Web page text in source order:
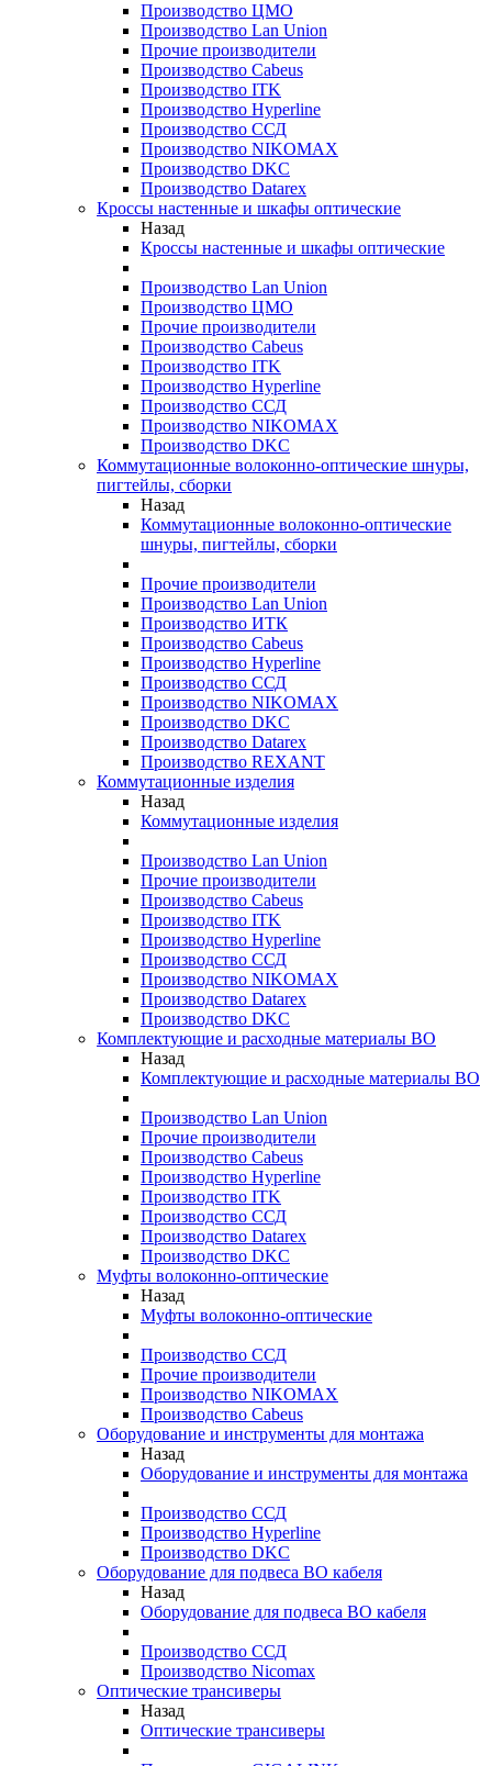
Производство ЦМО
Производство Lan Union
Прочие производители
Производство Cabeus
Производство ITK
Производство Hyperline
Производство ССД
Производство NIKOMAX
Производство DKC
Производство Datarex
Кроссы настенные и шкафы оптические
Назад
Кроссы настенные и шкафы оптические
Производство Lan Union
Производство ЦМО
Прочие производители
Производство Cabeus
Производство ITK
Производство Hyperline
Производство ССД
Производство NIKOMAX
Производство DKC
Коммутационные волоконно-оптические шнуры,
пигтейлы, сборки
Назад
Коммутационные волоконно-оптические
шнуры, пигтейлы, сборки
Прочие производители
Производство Lan Union
Производство ИТК
Производство Cabeus
Производство Hyperline
Производство ССД
Производство NIKOMAX
Производство DKC
Производство Datarex
Производство REXANT
Коммутационные изделия
Назад
Коммутационные изделия
Производство Lan Union
Прочие производители
Производство Cabeus
Производство ITK
Производство Hyperline
Производство ССД
Производство NIKOMAX
Производство Datarex
Производство DKC
Комплектующие и расходные материалы ВО
Назад
Комплектующие и расходные материалы ВО
Производство Lan Union
Прочие производители
Производство Cabeus
Производство Hyperline
Производство ITK
Производство ССД
Производство Datarex
Производство DKC
Муфты волоконно-оптические
Назад
Муфты волоконно-оптические
Производство ССД
Прочие производители
Производство NIKOMAX
Производство Cabeus
Оборудование и инструменты для монтажа
Назад
Оборудование и инструменты для монтажа
Производство ССД
Производство Hyperline
Производство DKC
Оборудование для подвеса ВО кабеля
Назад
Оборудование для подвеса ВО кабеля
Производство ССД
Производство Nicomax
Оптические трансиверы
Назад
Оптические трансиверы